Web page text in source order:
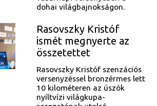
dohai világbajnokságon.
Rasovszky Kristóf
ismét megnyerte az
összetettet
Rasovszky Kristóf szenzációs
versenyzéssel bronzérmes lett
10 kilométeren az úszók
nyíltvízi világkupa-